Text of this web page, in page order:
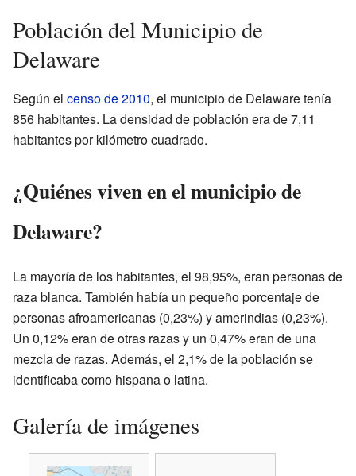
Población del Municipio de
Delaware
Según el censo de 2010, el municipio de Delaware tenía
856 habitantes. La densidad de población era de 7,11
habitantes por kilómetro cuadrado.
¿Quiénes viven en el municipio de
Delaware?
La mayoría de los habitantes, el 98,95%, eran personas de
raza blanca. También había un pequeño porcentaje de
personas afroamericanas (0,23%) y amerindias (0,23%).
Un 0,12% eran de otras razas y un 0,47% eran de una
mezcla de razas. Además, el 2,1% de la población se
identificaba como hispana o latina.
Galería de imágenes